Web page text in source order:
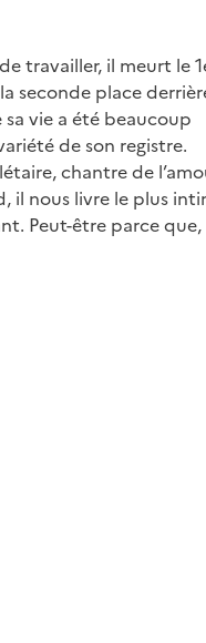
travailler, il meurt le
seconde place
vie a été beaucoup
de son registre.
chantre de
il nous livre le plus
Peut-être parce que,